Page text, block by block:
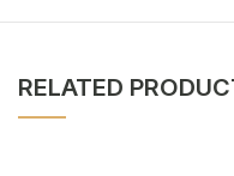
RELATED